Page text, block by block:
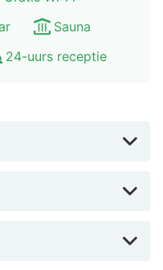
Translate
Sauna
24-uurs receptie